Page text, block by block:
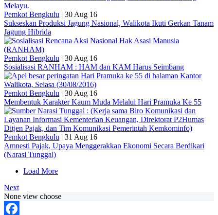
Pemkot Bengkulu | 30 Aug 16
Sukseskan Produksi Jagung Nasional, Walikota Ikuti Gerkan Tanam
Jagung Hibrida
Pemkot Bengkulu | 30 Aug 16
Sosialisasi RANHAM : HAM dan KAM Harus Seimbang
Pemkot Bengkulu | 30 Aug 16
Membentuk Karakter Kaum Muda Melalui Hari Pramuka Ke 55
Pemkot Bengkulu | 31 Aug 16
Amnesti Pajak, Upaya Menggerakkan Ekonomi Secara Berdikari
(Narasi Tunggal)
Load More
Next
None view choose